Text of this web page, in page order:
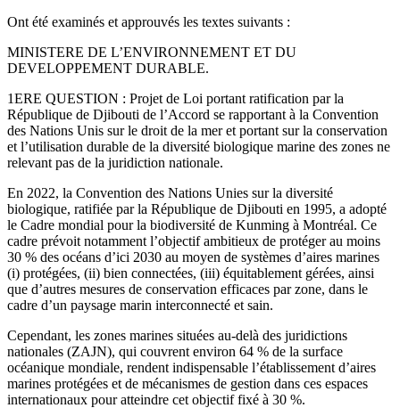
Ont été examinés et approuvés les textes suivants :
MINISTERE DE L’ENVIRONNEMENT ET DU
DEVELOPPEMENT DURABLE.
1ERE QUESTION : Projet de Loi portant ratification par la
République de Djibouti de l’Accord se rapportant à la Convention
des Nations Unis sur le droit de la mer et portant sur la conservation
et l’utilisation durable de la diversité biologique marine des zones ne
relevant pas de la juridiction nationale.
En 2022, la Convention des Nations Unies sur la diversité
biologique, ratifiée par la République de Djibouti en 1995, a adopté
le Cadre mondial pour la biodiversité de Kunming à Montréal. Ce
cadre prévoit notamment l’objectif ambitieux de protéger au moins
30 % des océans d’ici 2030 au moyen de systèmes d’aires marines
(i) protégées, (ii) bien connectées, (iii) équitablement gérées, ainsi
que d’autres mesures de conservation efficaces par zone, dans le
cadre d’un paysage marin interconnecté et sain.
Cependant, les zones marines situées au-delà des juridictions
nationales (ZAJN), qui couvrent environ 64 % de la surface
océanique mondiale, rendent indispensable l’établissement d’aires
marines protégées et de mécanismes de gestion dans ces espaces
internationaux pour atteindre cet objectif fixé à 30 %.